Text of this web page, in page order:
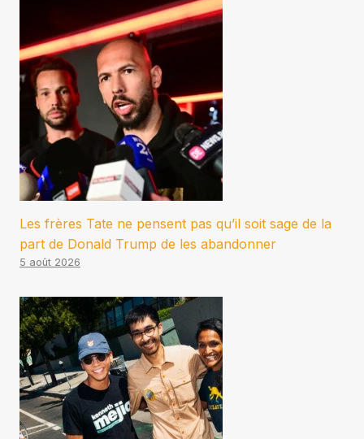
Les frères Tate ne pensent pas qu’il soit sage de la
part de Donald Trump de les abandonner
5 août 2026